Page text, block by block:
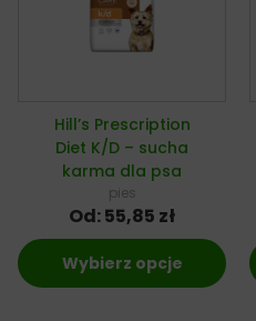
Hill’s Prescription
Diet K/D – sucha
karma dla psa
pies
Od:55,85 zł
Wybierz opcje